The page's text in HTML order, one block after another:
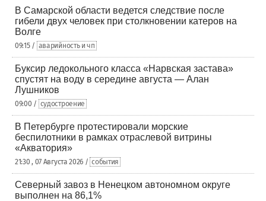
В Самарской области ведется следствие после
гибели двух человек при столкновении катеров на
Волге
09:15 / аварийность и чп
Буксир ледокольного класса «Нарвская застава»
спустят на воду в середине августа — Алан
Лушников
09:00 / судостроение
В Петербурге протестировали морские
беспилотники в рамках отраслевой витрины
«Акватория»
21:30 , 07 Августа 2026 / события
Северный завоз в Ненецком автономном округе
выполнен на 86,1%